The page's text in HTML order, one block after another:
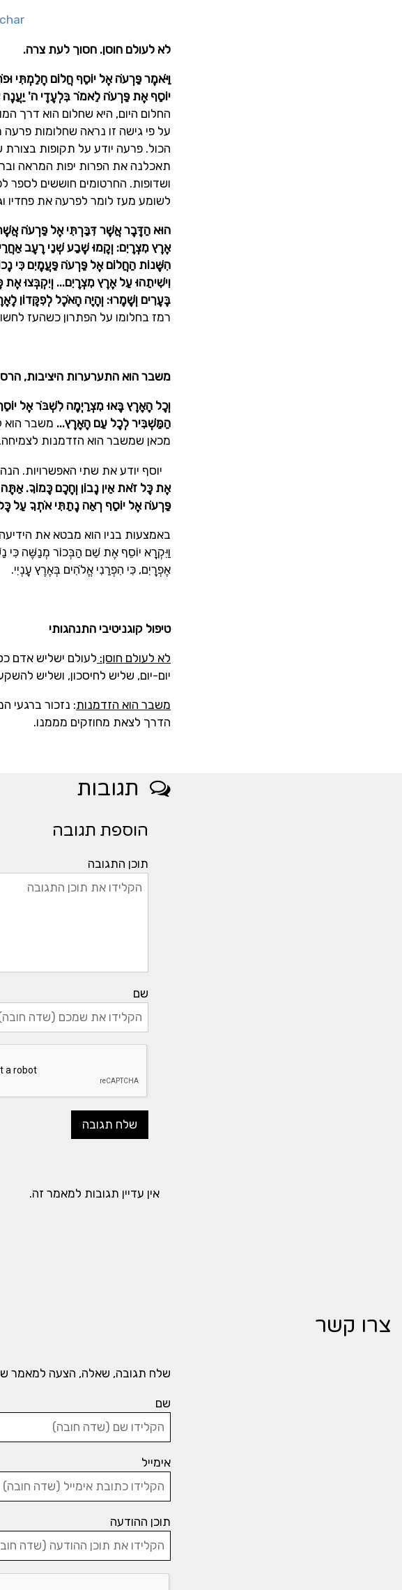
לא לעולם חוסן. חסוך לעת צרה.
וַיֹּאמֶר פַּרְעֹה אֶל יוֹסֵף חֲלוֹם חָלַמְתִּי
יוֹסֵף אֶת פַּרְעֹה לֵאמֹר בִּלְעָדָי ה'
החלום היום, היא שחלום הוא דרך
על פי גישה זו נראה שחלומות פרעה
הכול. פרעה יודע על תקופות
תאכלנה את הפרות יפות המראה
ושדופות. החרטומים חוששים לספר
לשומע מעז לומר לפרעה את פחדיו
הוּא הַדָּבָר אֲשֶׁר דִּבַּרְתִּי אֶל פַּרְעֹה
אֶרֶץ מִצְרָיִם: וְקָמוּ שֶׁבַע שְׁנֵי רָעָב
הִשָּׁנוֹת הַחֲלוֹם אֶל פַּרְעֹה פַּעֲמָיִם כִּי
וִישִׁיתֵהוּ עַל אֶרֶץ מִצְרָיִם... וְיִקְבְּצוּ
בֶּעָרִים וְשָׁמָרוּ: וְהָיָה הָאֹכֶל לְפִקָּדוֹן
רמז בחלומו על הפתרון כשהעז
משבר הוא התערערות היציבות, הרס
וְכָל הָאָרֶץ בָּאוּ מִצְרַיְמָה לִשְׁבֹּר אֶל
הַמַּשְׁבִּיר לְכָל עַם הָאָרֶץ... משבר הוא
מכאן שמשבר הוא הזדמנות
יוסף יודע את שתי האפשרויות. הנה
אֶת כָּל זֹאת אֵין נָבוֹן וְחָכָם כָּמוֹךָ.
פַּרְעֹה אֶל יוֹסֵף רְאֵה נָתַתִּי אֹתְךָ עַל
באמצעות בניו הוא מבטא את
וַיִּקְרָא יוֹסֵף אֶת שֵׁם הַבְּכוֹר מְנַשֶּׁה כִּי
אֶפְרָיִם, כִּי הִפְרַנִי אֱלֹהִים בְּאֶרֶץ עָנְיִי.
טיפול קוגניטיבי התנהגותי
לא לעולם חוסן: לעולם ישליש אדם
יום-יום, שליש לחיסכון, ושליש
משבר הוא הזדמנות: נזכור
הדרך לצאת מחוזקים מממנו.
תגובות
הוספת תגובה
תוכן התגובה
שם
אין עדיין תגובות למאמר זה.
צרו קשר
שלח תגובה, שאלה, הצעה למאמר
שם
אימייל
תוכן ההודעה